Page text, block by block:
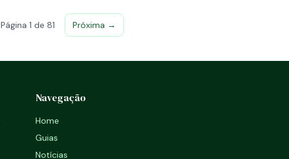
Página 1 de 81 Próxima →
Navegação
Home
Guias
Notícias